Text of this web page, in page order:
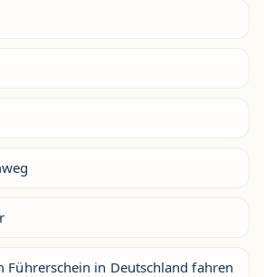
Führerschein in Deutschland fahren